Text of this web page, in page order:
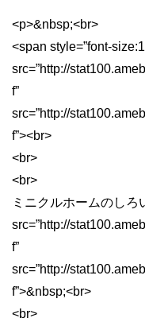
c
e
o
o
tt
er
e
<p>&nbsp;<br>
<span style=”font-
src=”http://
f”
src=”http://
f”><br>
<br>
<br>
ミニクルホームのしろ
src=”http://
f”
src=”http://
f”>&nbsp;<br>
<br>